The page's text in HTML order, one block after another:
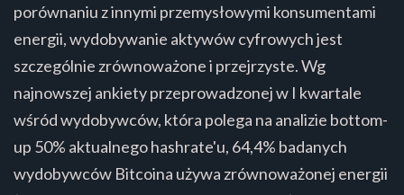
porównaniu z innymi przemysłowymi konsumentami
energii, wydobywanie aktywów cyfrowych jest
szczególnie zrównoważone i przejrzyste. Wg
najnowszej ankiety przeprowadzonej w I kwartale
wśród wydobywców, która polega na analizie bottom-
up 50% aktualnego hashrate'u, 64,4% badanych
wydobywców Bitcoina używa zrównoważonej energii